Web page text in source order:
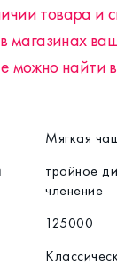
товара и
магазинах
можно найти
Мягкая
тройное
членение
125000